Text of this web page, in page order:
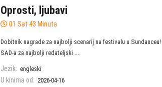
Oprosti, ljubavi
01 Sat 43 Minuta
Dobitnik nagrade za najbolji scenarij na festivalu u
SAD-a za najbolji redateljski ...
Jezik: engleski
U kinima od: 2026-04-16